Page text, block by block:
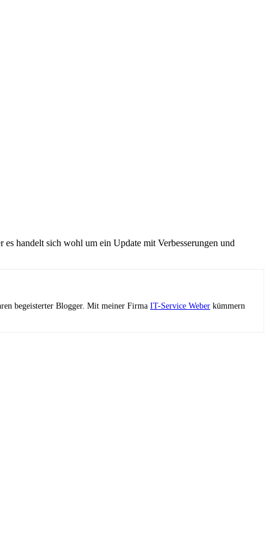
es handelt sich wohl um ein Update mit Verbesserungen und
begeisterter Blogger. Mit meiner Firma IT-Service Weber kümmern